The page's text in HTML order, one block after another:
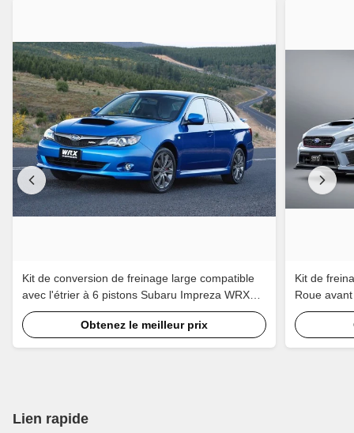
Kit de conversion de freinage large compatible
avec l'étrier à 6 pistons Subaru Impreza WRX
STI
Obtenez le meilleur prix
Kit de
Roue
34532mm
Lien rapide